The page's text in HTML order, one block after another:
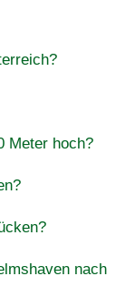
Meter hoch?
nach